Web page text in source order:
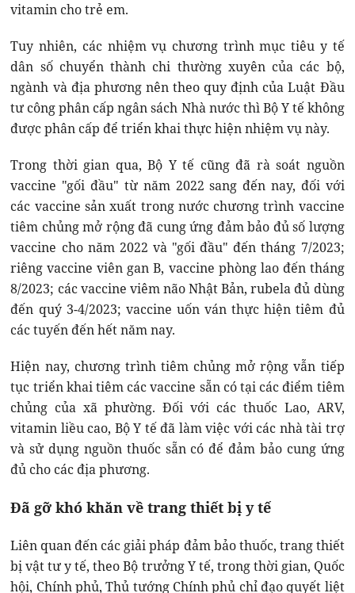
vitamin cho trẻ em.
Tuy nhiên, các nhiệm vụ chương trình mục tiêu y tế
dân số chuyển thành chi thường xuyên của các bộ,
ngành và địa phương nên theo quy định của Luật Đầu
tư công phân cấp ngân sách Nhà nước thì Bộ Y tế không
được phân cấp để triển khai thực hiện nhiệm vụ này.
Trong thời gian qua, Bộ Y tế cũng đã rà soát nguồn
vaccine "gối đầu" từ năm 2022 sang đến nay, đối với
các vaccine sản xuất trong nước chương trình vaccine
tiêm chủng mở rộng đã cung ứng đảm bảo đủ số lượng
vaccine cho năm 2022 và "gối đầu" đến tháng 7/2023;
riêng vaccine viên gan B, vaccine phòng lao đến tháng
8/2023; các vaccine viêm não Nhật Bản, rubela đủ dùng
đến quý 3-4/2023; vaccine uốn ván thực hiện tiêm đủ
các tuyến đến hết năm nay.
Hiện nay, chương trình tiêm chủng mở rộng vẫn tiếp
tục triển khai tiêm các vaccine sẵn có tại các điểm tiêm
chủng của xã phường. Đối với các thuốc Lao, ARV,
vitamin liều cao, Bộ Y tế đã làm việc với các nhà tài trợ
và sử dụng nguồn thuốc sẵn có để đảm bảo cung ứng
đủ cho các địa phương.
Đã gỡ khó khăn về trang thiết bị y tế
Liên quan đến các giải pháp đảm bảo thuốc, trang thiết
bị vật tư y tế, theo Bộ trưởng Y tế, trong thời gian, Quốc
hội, Chính phủ, Thủ tướng Chính phủ chỉ đạo quyết liệt